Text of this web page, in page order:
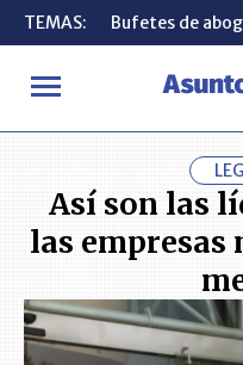
TEMAS: Bufetes de
INICIO ACTUALIDAD
TEMAS: Bufetes de
Así son las
las empresas